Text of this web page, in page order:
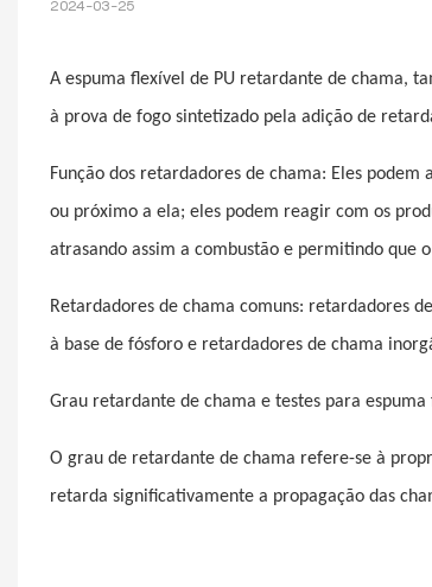
2024-03-25
A espuma flexível de PU retardante de chama,
à prova de fogo sintetizado pela adição de
Função dos retardadores de chama: Eles
ou próximo a ela; eles podem reagir com os
atrasando assim a combustão e permitindo que
Retardadores de chama comuns: retardadores
à base de fósforo e retardadores de chama
Grau retardante de chama e testes para espuma
O grau de retardante de chama refere-se à
retarda significativamente a propagação das